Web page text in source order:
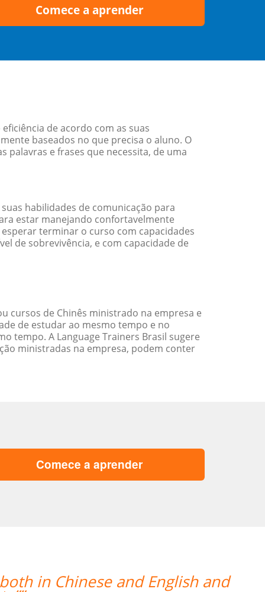
Comece a aprender
de acordo com as suas
baseados no que precisa o aluno. O
palavras e frases que necessita, de uma
habilidades de comunicação para
estar manejando confortavelmente
terminar o curso com capacidades
de sobrevivência, e com capacidade de
cursos de Chinês ministrado na empresa e
de estudar ao mesmo tempo e no
tempo. A Language Trainers Brasil sugere
ministradas na empresa, podem conter
Comece a aprender
in Chinese and English and